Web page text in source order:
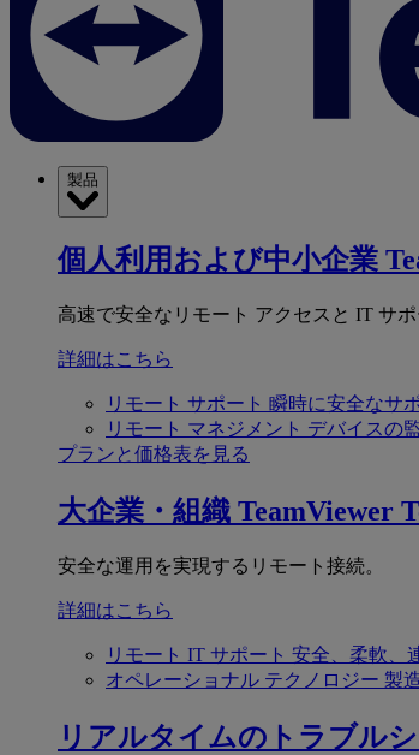
製品
個人利用および中小企業
高速で安全なリモート アクセスと IT サポ
詳細はこちら
リモート サポート 瞬時に安全なサ
リモート マネジメント デバイスの
プランと価格表を見る
大企業・組織 TeamViewer
安全な運用を実現するリモート接続。
詳細はこちら
リモート IT サポート 安全、柔軟、
オペレーショナル テクノロジー 製
リアルタイムのトラブル